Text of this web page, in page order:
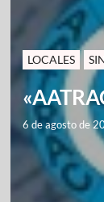
LOCALES
6 de agosto de